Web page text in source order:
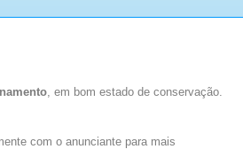
, em bom estado de conservação.
com o anunciante para mais